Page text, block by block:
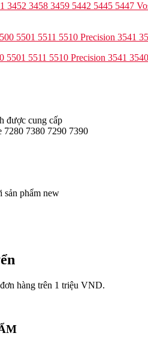
3452 3458 3459 5442 5445 5447
5501 5511 5510 Precision 3541
được cung cấp
7380 7290 7390
sản phẩm new
hàng trên 1 triệu VND.